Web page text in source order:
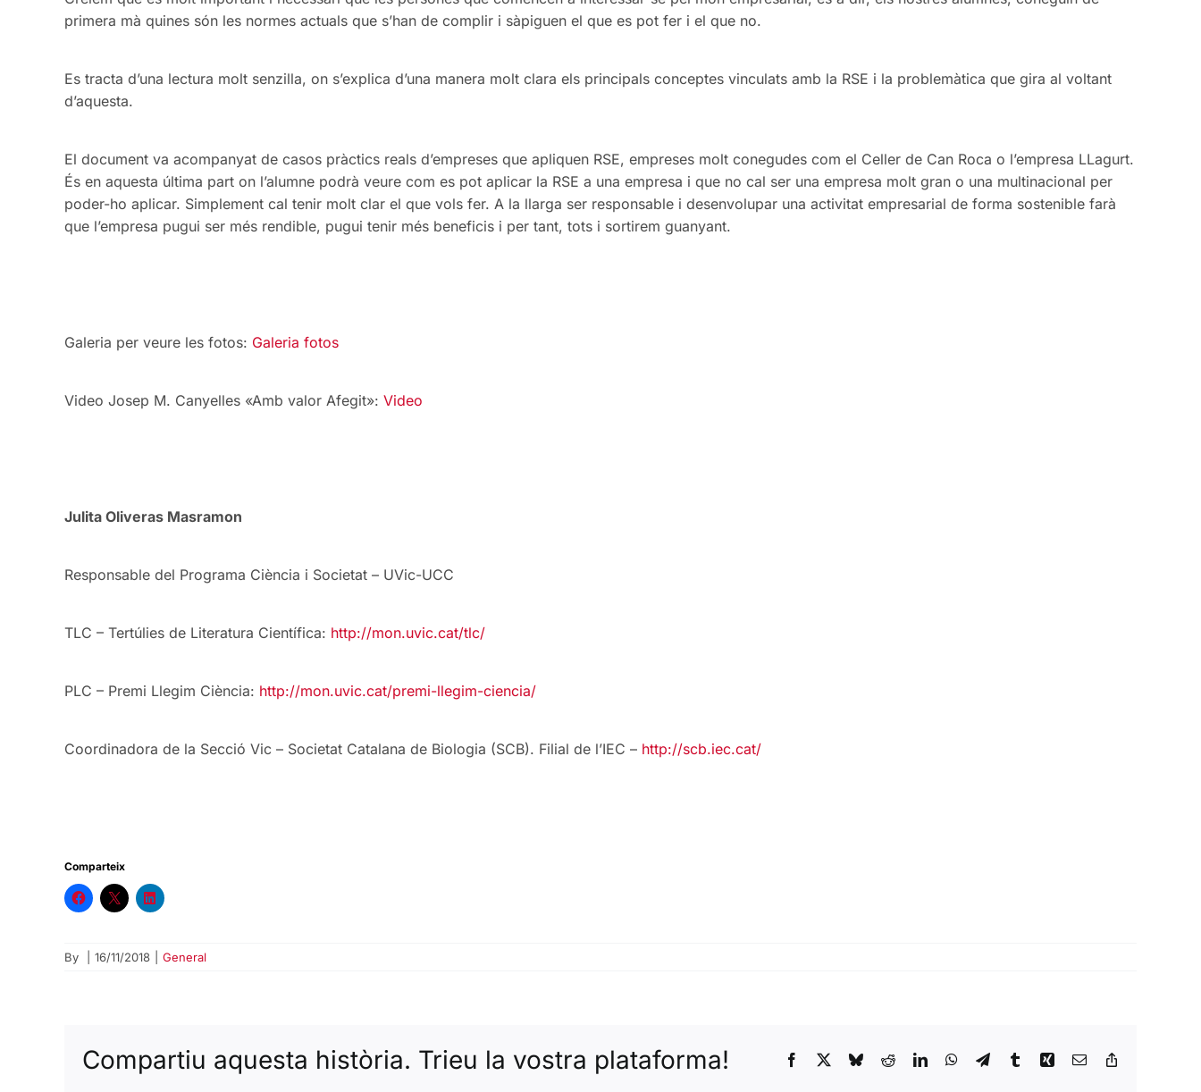
primera mà quines són les normes actuals que s’han de complir i sàpiguen el que es pot fer i el que no.
Es tracta d’una lectura molt senzilla, on s’explica d’una manera molt clara els principals conceptes vinculats amb la RSE i la problemàtica que gira al voltant
d’aquesta.
El document va acompanyat de casos pràctics reals d’empreses que apliquen RSE, empreses molt conegudes com el Celler de Can Roca o l’empresa LLagurt.
És en aquesta última part on l’alumne podrà veure com es pot aplicar la RSE a una empresa i que no cal ser una empresa molt gran o una multinacional per
poder-ho aplicar. Simplement cal tenir molt clar el que vols fer. A la llarga ser responsable i desenvolupar una activitat empresarial de forma sostenible farà
que l’empresa pugui ser més rendible, pugui tenir més beneficis i per tant, tots i sortirem guanyant.
Galeria per veure les fotos: Galeria fotos
Video Josep M. Canyelles «Amb valor Afegit»: Video
Julita Oliveras Masramon
Responsable del Programa Ciència i Societat – UVic-UCC
TLC – Tertúlies de Literatura Científica: http://mon.uvic.cat/tlc/
PLC – Premi Llegim Ciència: http://mon.uvic.cat/premi-llegim-ciencia/
Coordinadora de la Secció Vic – Societat Catalana de Biologia (SCB). Filial de l’IEC – http://scb.iec.cat/
Comparteix
By 16/11/2018 General
Compartiu aquesta història. Trieu la vostra plataforma! Facebook BlueskyRedditLinkedInWhatsApp
TelegramTumblrXing Email: